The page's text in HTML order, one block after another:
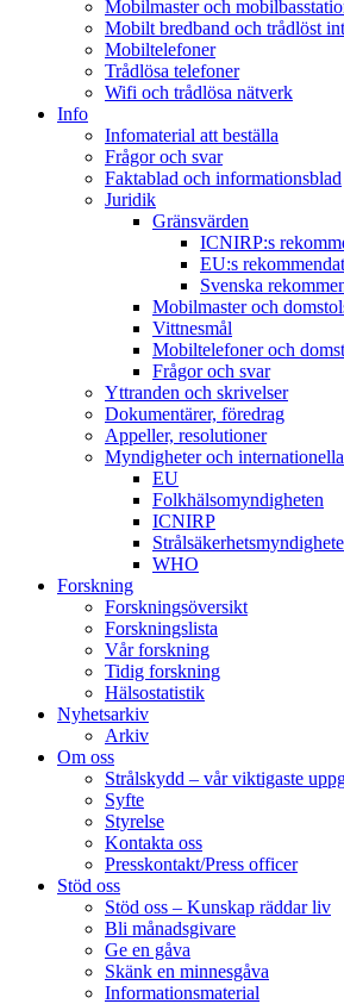
Mobilmaster och
Mobilt bredband och trådlöst
Mobiltelefoner
Trådlösa telefoner
Wifi och trådlösa nätverk
Info
Infomaterial att beställa
Frågor och svar
Faktablad och informationsblad
Juridik
Gränsvärden
ICNIRP:s
EU:s
Svenska
Mobilmaster och
Vittnesmål
Mobiltelefoner och
Frågor och svar
Yttranden och skrivelser
Dokumentärer, föredrag
Appeller, resolutioner
Myndigheter och
EU
Folkhälsomyndigheten
ICNIRP
WHO
Forskning
Forskningsöversikt
Forskningslista
Vår forskning
Tidig forskning
Hälsostatistik
Nyhetsarkiv
Arkiv
Om oss
Strålskydd – vår viktigaste
Syfte
Styrelse
Kontakta oss
Presskontakt/Press officer
Stöd oss
Stöd oss – Kunskap räddar liv
Bli månadsgivare
Ge en gåva
Skänk en minnesgåva
Informationsmaterial